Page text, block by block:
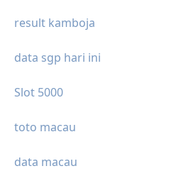
result kamboja
data sgp hari ini
Slot 5000
toto macau
data macau